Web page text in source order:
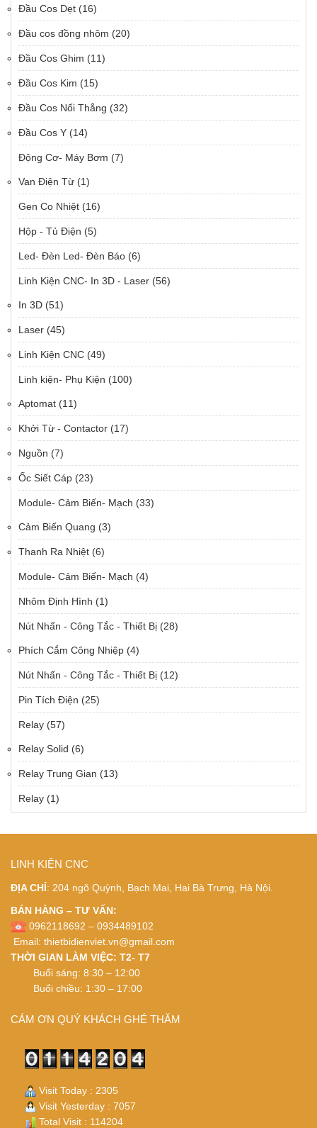
Đầu Cos Dẹt (16)
Đầu cos đồng nhôm (20)
Đầu Cos Ghim (11)
Đầu Cos Kim (15)
Đầu Cos Nối Thẳng (32)
Đầu Cos Y (14)
Động Cơ- Máy Bơm (7)
Van Điện Từ (1)
Gen Co Nhiệt (16)
Hộp - Tủ Điện (5)
Led- Đèn Led- Đèn Báo (6)
Linh Kiện CNC- In 3D - Laser (56)
In 3D (51)
Laser (45)
Linh Kiện CNC (49)
Linh kiện- Phụ Kiện (100)
Aptomat (11)
Khởi Từ - Contactor (17)
Nguồn (7)
Ốc Siết Cáp (23)
Module- Cảm Biến- Mạch (33)
Cảm Biến Quang (3)
Thanh Ra Nhiệt (6)
Module- Cảm Biến- Mạch (4)
Nhôm Định Hình (1)
Nút Nhấn - Công Tắc - Thiết Bị (28)
Phích Cắm Công Nhiệp (4)
Nút Nhấn - Công Tắc - Thiết Bị (12)
Pin Tích Điện (25)
Relay (57)
Relay Solid (6)
Relay Trung Gian (13)
Relay (1)
LINH KIỆN CNC
ĐỊA CHỈ: 204 ngõ Quỳnh, Bạch Mai, Hai Bà Trưng, Hà Nội.
BÁN HÀNG – TƯ VẤN:
0962118692 – 0934489102
Email: thietbidienviet.vn@gmail.com
THỜI GIAN LÀM VIỆC: T2- T7
Buổi sáng: 8:30 – 12:00
Buổi chiều: 1:30 – 17:00
CÁM ƠN QUÝ KHÁCH GHÉ THĂM
Visit Today : 2305
Visit Yesterday : 7057
Total Visit : 114204